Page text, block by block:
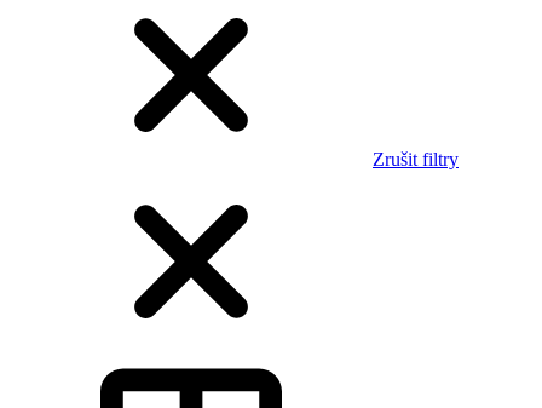
Zrušit filtry